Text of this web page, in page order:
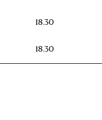
18.30
18.30